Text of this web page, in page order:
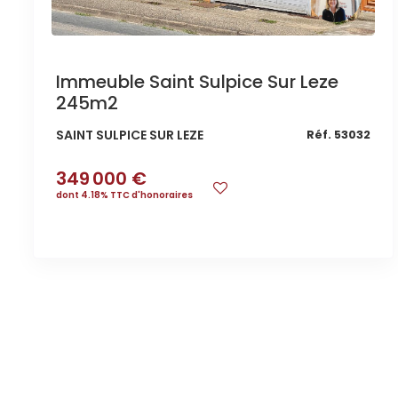
Immeuble Saint Sulpice Sur Leze
245m2
SAINT SULPICE SUR LEZE Réf. 53032
349 000 €
dont 4.18% TTC d'honoraires